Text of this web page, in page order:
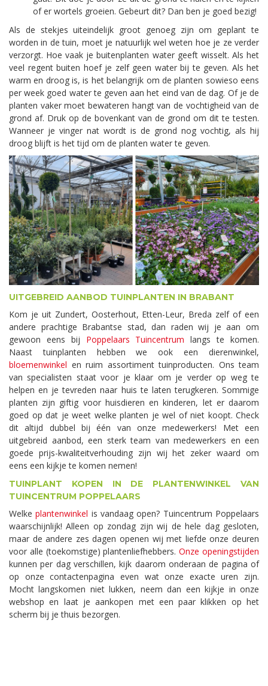
of er wortels groeien. Gebeurt dit? Dan ben je goed bezig!
Als de stekjes uiteindelijk groot genoeg zijn om geplant te
worden in de tuin, moet je natuurlijk wel weten hoe je ze verder
verzorgt. Hoe vaak je buitenplanten water geeft wisselt. Als het
veel regent buiten hoef je zelf geen water bij te geven. Als het
warm en droog is, is het belangrijk om de planten sowieso eens
per week goed water te geven aan het eind van de dag. Of je de
planten vaker moet bewateren hangt van de vochtigheid van de
grond af. Druk op de bovenkant van de grond om dit te testen.
Wanneer je vinger nat wordt is de grond nog vochtig, als hij
droog blijft is het tijd om de planten water te geven.
UITGEBREID AANBOD TUINPLANTEN IN BRABANT
Kom je uit Zundert, Oosterhout, Etten-Leur, Breda zelf of een
andere prachtige Brabantse stad, dan raden wij je aan om
gewoon eens bij Poppelaars Tuincentrum langs te komen.
Naast tuinplanten hebben we ook een dierenwinkel,
bloemenwinkel en ruim assortiment tuinproducten. Ons team
van specialisten staat voor je klaar om je verder op weg te
helpen en je tevreden naar huis te laten terugkeren. Sommige
planten zijn giftig voor huisdieren en kinderen, let er daarom
goed op dat je weet welke planten je wel of niet koopt. Check
dit altijd dubbel bij één van onze medewerkers! Met een
uitgebreid aanbod, een sterk team van medewerkers en een
goede prijs-kwaliteitverhouding zijn wij het zeker waard om
eens een kijkje te komen nemen!
TUINPLANT KOPEN IN DE PLANTENWINKEL VAN
TUINCENTRUM POPPELAARS
Welkeplantenwinkel is vandaag open? Tuincentrum Poppelaars
waarschijnlijk! Alleen op zondag zijn wij de hele dag gesloten,
maar de andere zes dagen openen wij met liefde onze deuren
voor alle (toekomstige) plantenliefhebbers.Onze openingstijden
kunnen per dag verschillen, kijk daarom onderaan de pagina of
op onze contactenpagina even wat onze exacte uren zijn.
Mocht langskomen niet lukken, neem dan een kijkje in onze
webshop en laat je aankopen met een paar klikken op het
scherm bij je thuis bezorgen.